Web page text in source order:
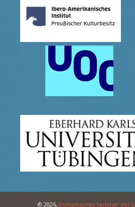
© 2026, Romanisches Seminar der